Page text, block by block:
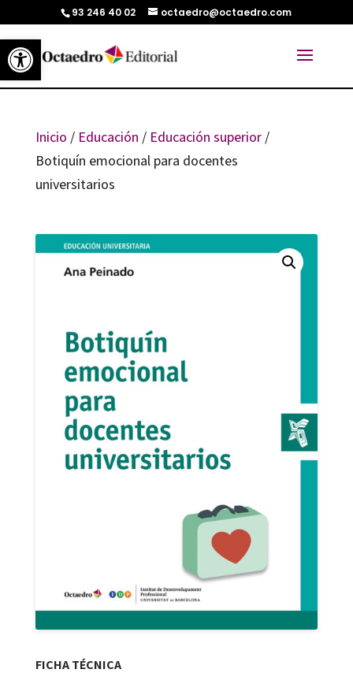
Abrir barra de herramientas
93 246 40 02 octaedro@octaedro.com
Inicio / Educación / Educación superior/
Botiquín emocional para docentes
universitarios
FICHA TÉCNICA